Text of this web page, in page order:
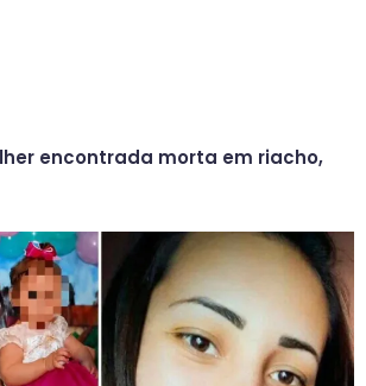
encontrada morta em riacho,